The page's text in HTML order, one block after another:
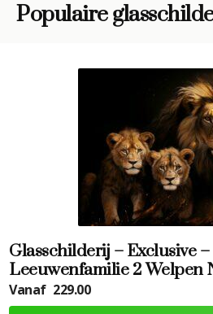
Populaire
Glasschilderij – Exclusive
Leeuwenfamilie 2 Welpen
Vanaf 229.00